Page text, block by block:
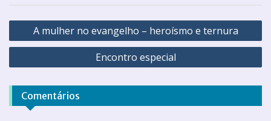
A mulher no evangelho – heroísmo e ternura
Encontro especial
Comentários